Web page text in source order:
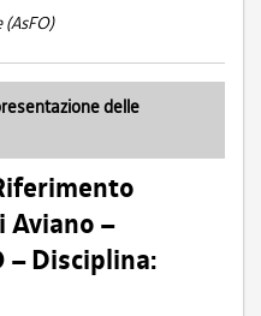
(AsFO)
delle
Aviano –
– Disciplina: